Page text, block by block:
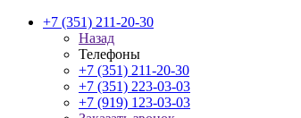
+7 (351) 211-20-30
Назад
Телефоны
+7 (351) 211-20-30
+7 (351) 223-03-03
+7 (919) 123-03-03